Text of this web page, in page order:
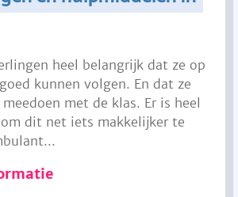
heel belangrijk dat ze op
kunnen volgen. En dat ze
met de klas. Er is heel
dit net iets makkelijker te